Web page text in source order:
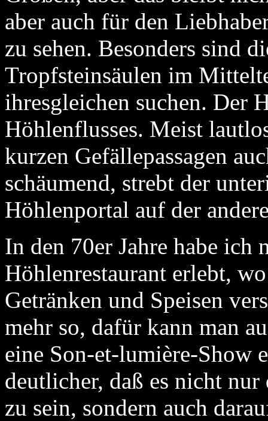
aber auch für den
zu sehen. Besonders sind
Tropfsteinsäulen im
ihresgleichen suchen. Der
Höhlenflusses. Meist
kurzen Gefällepassagen
schäumend, strebt der
Höhlenportal auf der
In den 70er Jahre habe ich
Höhlenrestaurant erlebt,
Getränken und Speisen
mehr so, dafür kann man
eine Son-et-lumière-Show
deutlicher, daß es nicht
zu sein, sondern auch